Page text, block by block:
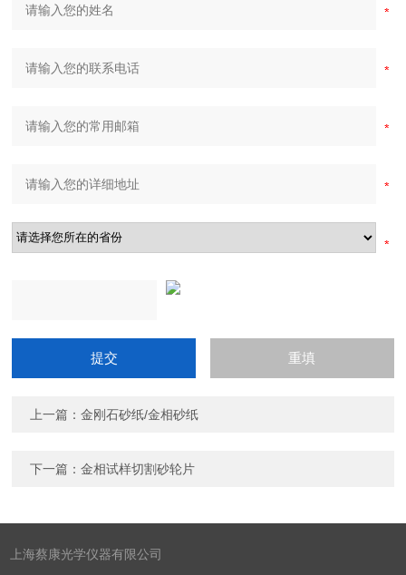
上一篇：金刚石砂纸/金相砂纸
下一篇：金相试样切割砂轮片
上海蔡康光学仪器有限公司